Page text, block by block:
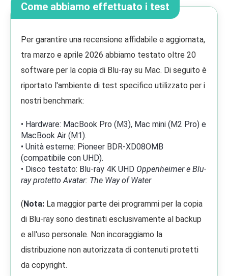
Come abbiamo effettuato i test
Per garantire una recensione affidabile e aggiornata,
tra marzo e aprile 2026 abbiamo testato oltre 20
software per la copia di Blu-ray su Mac. Di seguito è
riportato l'ambiente di test specifico utilizzato per i
nostri benchmark:
• Hardware: MacBook Pro (M3), Mac mini (M2 Pro) e
MacBook Air (M1).
• Unità esterne: Pioneer BDR-XD08OMB
(compatibile con UHD).
• Disco testato: Blu-ray 4K UHD Oppenheimer e Blu-
ray protetto Avatar: The Way of Water
(Nota: La maggior parte dei programmi per la copia
di Blu-ray sono destinati esclusivamente al backup
e all'uso personale. Non incoraggiamo la
distribuzione non autorizzata di contenuti protetti
da copyright.